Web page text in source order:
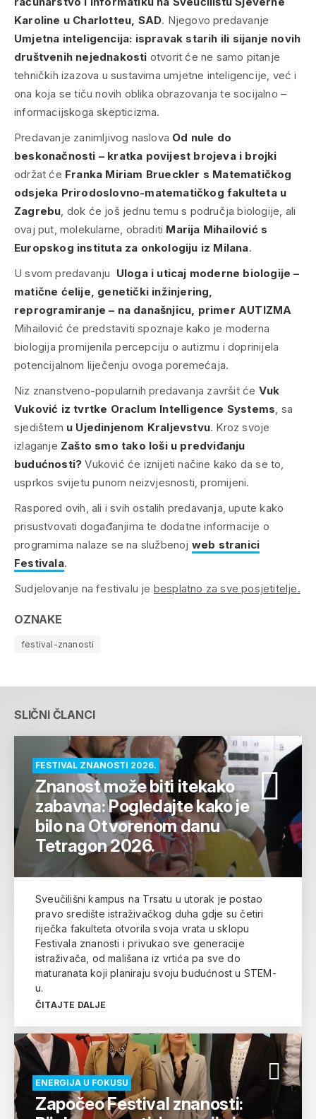
Karoline u Charlotteu, SAD. Njegovo predavanje
Umjetna inteligencija: ispravak starih ili sijanje novih
društvenih nejednakosti otvorit će ne samo pitanje
tehničkih izazova u sustavima umjetne inteligencije, već i
ona koja se tiču novih oblika obrazovanja te socijalno –
informacijskoga skepticizma.
Predavanje zanimljivog naslova Od nule do
beskonačnosti – kratka povijest brojeva i brojki
održat će Franka Miriam Brueckler s Matematičkog
odsjeka Prirodoslovno-matematičkog fakulteta u
Zagrebu , dok će još jednu temu s područja biologije, ali
ovaj put, molekularne, obraditi Marija Mihailović s
Europskog instituta za onkologiju iz Milana.
U svom predavanju Uloga i uticaj moderne biologije –
matične ćelije, genetički inžinjering,
reprogramiranje – na današnjicu, primer AUTIZMA
Mihailović će predstaviti spoznaje kako je moderna
biologija promijenila percepciju o autizmu i doprinijela
potencijalnom liječenju ovoga poremećaja.
Niz znanstveno-popularnih predavanja završit će Vuk
Vuković iz tvrtke Oraclum Intelligence Systems , sa
sjedištem u Ujedinjenom Kraljevstvu. Kroz svoje
izlaganje Zašto smo tako loši u predviđanju
budućnosti?Vuković će iznijeti načine kako da se to,
usprkos svijetu punom neizvjesnosti, promijeni.
Raspored ovih, ali i svih ostalih predavanja, upute kako
prisustvovati događanjima te dodatne informacije o
programima nalaze se na službenoj web stranici
Festivala.
Sudjelovanje na festivalu je besplatno za sve posjetitelje.
OZNAKE
festival-znanosti
SLIČNI ČLANCI
FESTIVAL ZNANOSTI 2026.
Znanost može biti itekako
zabavna: Pogledajte kako je
bilo na Otvorenom danu
Tetragon 2026.
Sveučilišni kampus na Trsatu u utorak je postao
pravo središte istraživačkog duha gdje su četiri
riječka fakulteta otvorila svoja vrata u sklopu
Festivala znanosti i privukao sve generacije
istraživača, od mališana iz vrtića pa sve do
maturanata koji planiraju svoju budućnost u STEM-
u.
ČITAJTE DALJE
ENERGIJA U FOKUSU
Započeo Festival znanosti: